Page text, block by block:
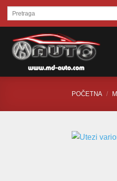
SkipPretraži:
POČETNA /